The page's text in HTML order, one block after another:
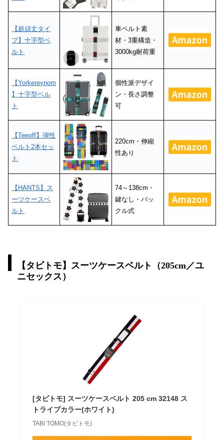
【超頑丈タイ
プ】十字型ベ
ルト
車ベルト素
材・3重構造・
3000kg耐荷重
【Yorkereynom
】十字型ベル
ト
個性派デザイ
ン・長さ調整
可
【Teeoff】弾性
ベルト2本セッ
ト
220cm・伸縮
性あり
【HANTS】ス
ーツケースベ
ルト
74～138cm・
鍵なし・バッ
クル式
【タビトモ】スーツケースベルト（205cm／ユ
ニセックス）
[タビトモ] スーツケースベルト 205 cm 32148 ス
トライプカラー(ホワイト)
TABI TOMO(タビトモ)